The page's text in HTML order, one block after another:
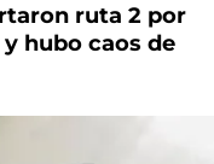
ruta 2 por
hubo caos de